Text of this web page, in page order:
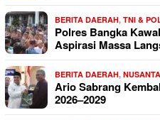
BERITA DAERAH, TNI &
Polres Bangka
Aspirasi Massa
BERITA DAERAH,
Ario Sabrang
2026–2029